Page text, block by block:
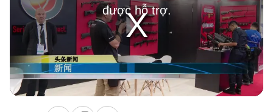
Play
Video
được hỗ trợ.